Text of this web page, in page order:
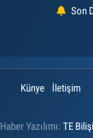
Son
Künye İletişim
Haber Yazılımı: TE